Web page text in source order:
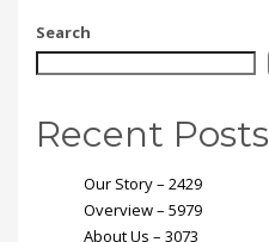
Search
Recent Posts
Our Story – 2429
Overview – 5979
About Us – 3073